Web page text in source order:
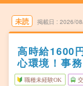
未読 掲載日 2026/
高時給1600
心環境！事
職種未経験OK